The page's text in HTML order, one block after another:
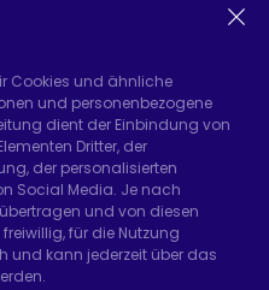
Sanayi Bölgesi,
Hadımköy, 34555
Cookies und ähnliche
und personenbezogene
dient der Einbindung von
Dritter, der
der personalisierten
Social Media. Je nach
und von diesen
für die Nutzung
und kann jederzeit über das